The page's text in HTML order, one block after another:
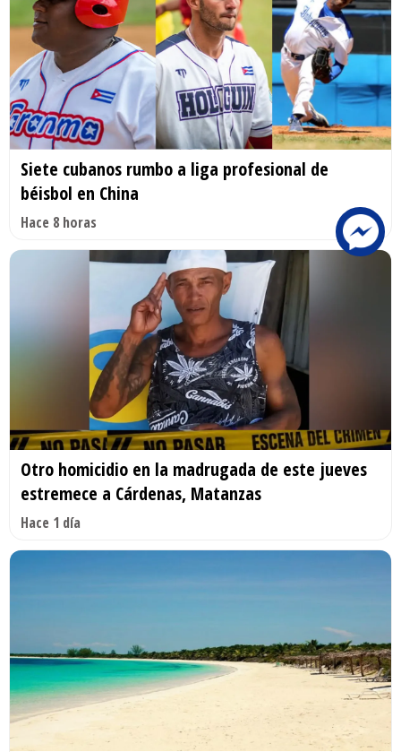
Siete cubanos rumbo a liga profesional de
béisbol en China
Hace 8 horas
Otro homicidio en la madrugada de este jueves
estremece a Cárdenas, Matanzas
Hace 1 día